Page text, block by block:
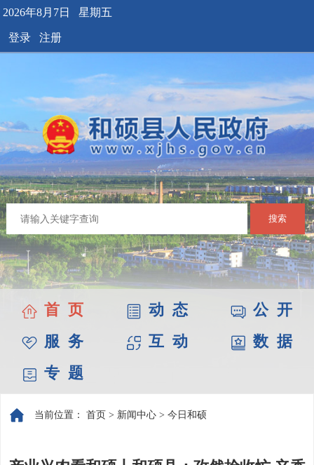
2026年8月7日 星期五
登录 注册
搜索
首 页 动 态
公 开
服 务
互 动
数 据
专 题
当前位置： 首页 > 新闻中心 > 今日和硕